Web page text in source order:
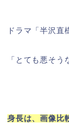
ドラマ「半沢直
「とても悪そう
身長は、画像比